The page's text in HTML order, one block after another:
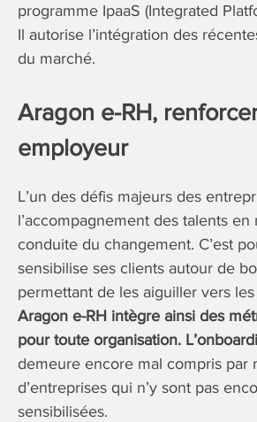
programme IpaaS (Integrated
Il autorise l’intégration des
du marché.
Aragon e-RH,
employeur
L’un des défis majeurs des
l’accompagnement des talents en
conduite du changement. C’est
sensibilise ses clients autour de
permettant de les aiguiller vers
Aragon e-RH intègre ainsi des
pour toute organisation.
demeure encore mal compris par
d’entreprises qui n’y sont pas
sensibilisées.